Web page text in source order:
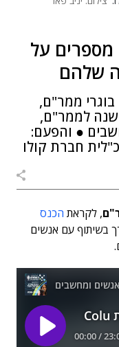
מספרים על
שלהם
ממר"ם,
לקראת הכנס השנתי בסימן 65 שנה לממר"ם,
● והפעם:
חברת קולו
, לקראת הכנס
בשיתוף עם אנשים